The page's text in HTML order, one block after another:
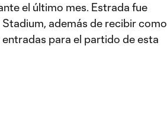
el último mes. Estrada fue
además de recibir como
para el partido de esta